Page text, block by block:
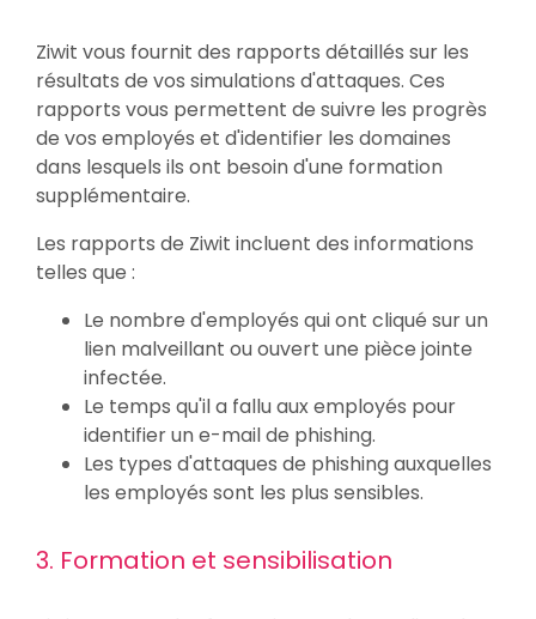
Ziwit vous fournit des rapports détaillés sur les
résultats de vos simulations d'attaques. Ces
rapports vous permettent de suivre les progrès
de vos employés et d'identifier les domaines
dans lesquels ils ont besoin d'une formation
supplémentaire.
Les rapports de Ziwit incluent des informations
telles que :
Le nombre d'employés qui ont cliqué sur un
lien malveillant ou ouvert une pièce jointe
infectée.
Le temps qu'il a fallu aux employés pour
identifier un e-mail de phishing.
Les types d'attaques de phishing auxquelles
les employés sont les plus sensibles.
3. Formation et sensibilisation